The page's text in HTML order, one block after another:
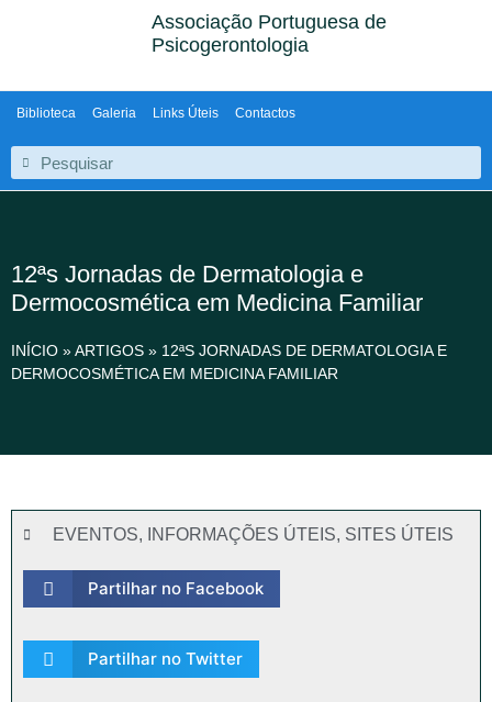
Associação Portuguesa de
Psicogerontologia
Biblioteca Galeria Links Úteis Contactos
12ªs Jornadas de Dermatologia e
Dermocosmética em Medicina Familiar
INÍCIO »ARTIGOS » 12ªS JORNADAS DE DERMATOLOGIA E
DERMOCOSMÉTICA EM MEDICINA FAMILIAR
EVENTOS, INFORMAÇÕES ÚTEIS, SITES ÚTEIS
Partilhar no Facebook
Partilhar no Twitter